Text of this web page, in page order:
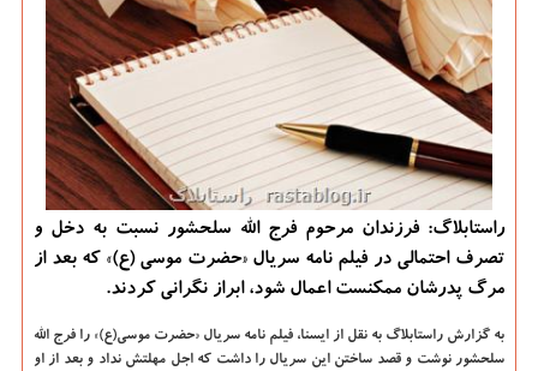
راستابلاگ: فرزندان مرحوم فرج الله سلحشور نسبت به دخل و
تصرف احتمالی در فیلم نامه سریال «حضرت موسی (ع)» که بعد از
مرگ پدرشان ممکنست اعمال شود، ابراز نگرانی کردند.
به گزارش راستابلاگ به نقل از ایسنا، فیلم نامه سریال «حضرت موسی(ع)» را فرج الله
سلحشور نوشت و قصد ساختن این سریال را داشت که اجل مهلتش نداد و بعد از او